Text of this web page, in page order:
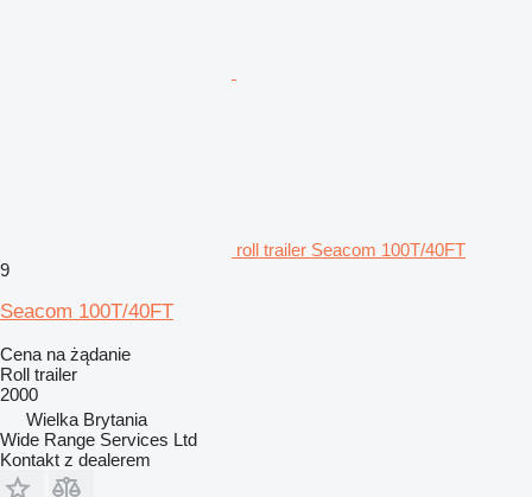
roll trailer Seacom 100T/40FT
9
Seacom 100T/40FT
Cena na żądanie
Roll trailer
2000
Wielka Brytania
Wide Range Services Ltd
Kontakt z dealerem